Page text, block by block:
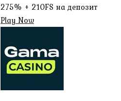
275% + 210FS на депозит
Play Now